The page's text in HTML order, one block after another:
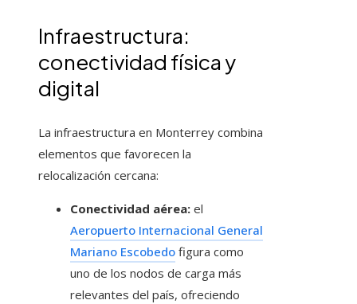
Infraestructura:
conectividad física y
digital
La infraestructura en Monterrey combina
elementos que favorecen la
relocalización cercana:
Conectividad aérea: el
Aeropuerto Internacional General
Mariano Escobedo figura como
uno de los nodos de carga más
relevantes del país, ofreciendo